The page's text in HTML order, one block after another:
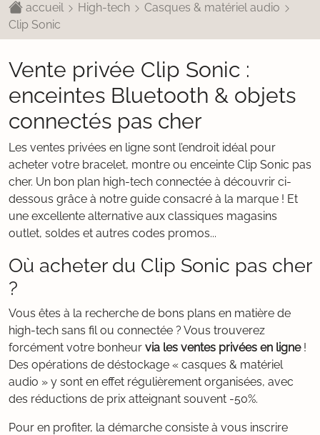
accueil High-tech
Casques & matériel audio
Clip Sonic
Vente privée Clip Sonic :
enceintes Bluetooth & objets
connectés pas cher
Les ventes privées en ligne sont l’endroit idéal pour
acheter votre bracelet, montre ou enceinte Clip Sonic pas
cher. Un bon plan high-tech connectée à découvrir ci-
dessous grâce à notre guide consacré à la marque ! Et
une excellente alternative aux classiques magasins
outlet, soldes et autres codes promos...
Où acheter du Clip Sonic pas cher
?
Vous êtes à la recherche de bons plans en matière de
high-tech sans fil ou connectée ? Vous trouverez
forcément votre bonheur via les ventes privées en ligne!
Des opérations de déstockage « casques & matériel
audio » y sont en effet régulièrement organisées, avec
des réductions de prix atteignant souvent -50%.
Pour en profiter, la démarche consiste à vous inscrire